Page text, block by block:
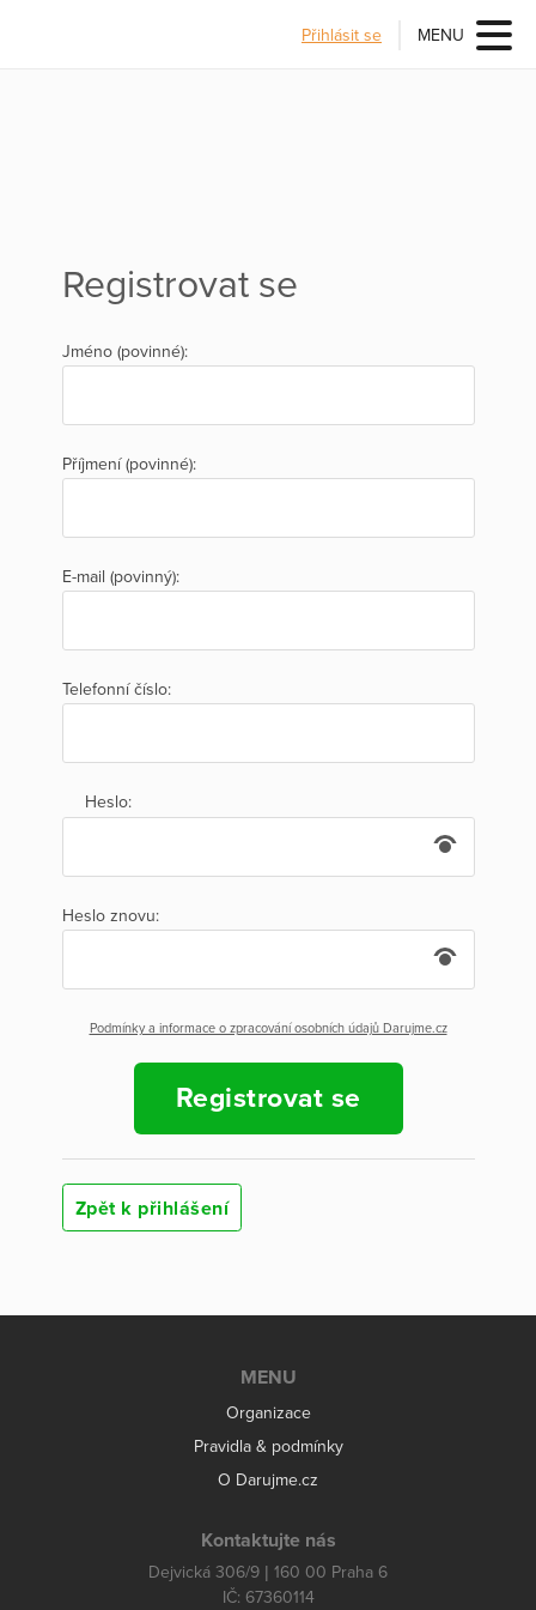
Přihlásit se MENU
Registrovat se
Jméno (povinné):
Příjmení (povinné):
E-mail (povinný):
Telefonní číslo:
Heslo:
Heslo znovu:
Podmínky a informace o zpracování osobních údajů Darujme.cz
Registrovat se
Zpět k přihlášení
MENU
Organizace
Pravidla & podmínky
O Darujme.cz
Kontaktujte nás
Dejvická 306/9 | 160 00 Praha 6
IČ: 67360114